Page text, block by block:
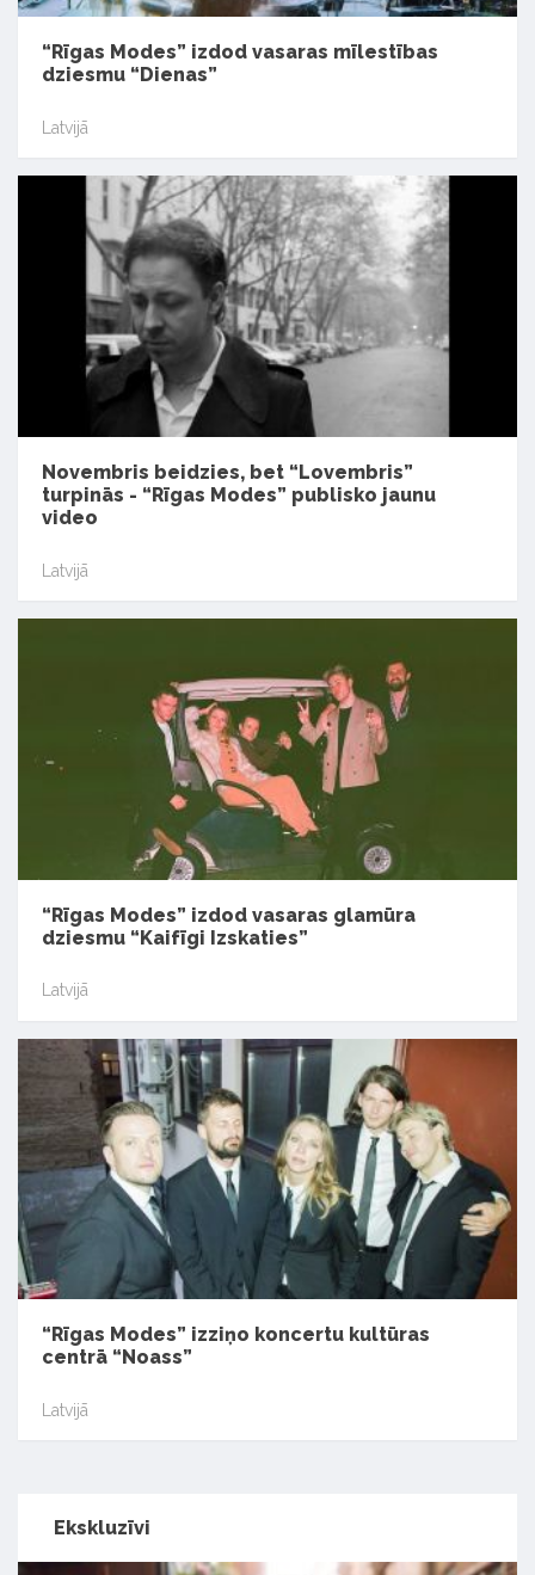
“Rīgas Modes” izdod vasaras mīlestības
dziesmu “Dienas”
Latvijā
Novembris beidzies, bet “Lovembris”
turpinās - “Rīgas Modes” publisko jaunu
video
Latvijā
“Rīgas Modes” izdod vasaras glamūra
dziesmu “Kaifīgi Izskaties”
Latvijā
“Rīgas Modes” izziņo koncertu kultūras
centrā “Noass”
Latvijā
Ekskluzīvi